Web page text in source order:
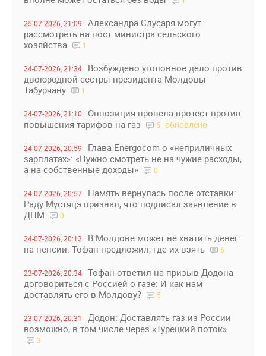
25-07-2026, 21:09
Александра Слусаря могут
рассмотреть на пост министра сельского
хозяйства
1
24-07-2026, 21:34
Возбуждено уголовное дело против
двоюродной сестры президента Молдовы
Табурчану
1
24-07-2026, 21:10
Оппозиция провела протест против
повышения тарифов на газ
5 обновлено
24-07-2026, 20:59
Глава Energocom о «неприличных
зарплатах»: «Нужно смотреть не на чужие расходы,
а на собственные доходы»
0
24-07-2026, 20:57
Память вернулась после отставки:
Раду Мустяцэ признал, что подписал заявление в
ДПМ
0
24-07-2026, 20:12
В Молдове может не хватить денег
на пенсии: Тофан предложил, где их взять
6
23-07-2026, 20:34
Тофан ответил на призыв Додона
договориться с Россией о газе: И как нам
доставлять его в Молдову?
5
23-07-2026, 20:31
Додон: Доставлять газ из России
возможно, в том числе через «Турецкий поток»
3